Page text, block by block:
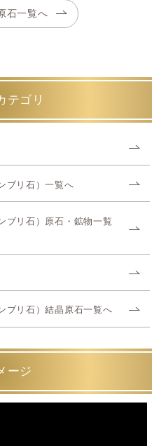
石一覧へ
テゴリ
ブリ石）一覧へ
ブリ石）原石・鉱物一覧
ブリ石）結晶原石一覧へ
ージ